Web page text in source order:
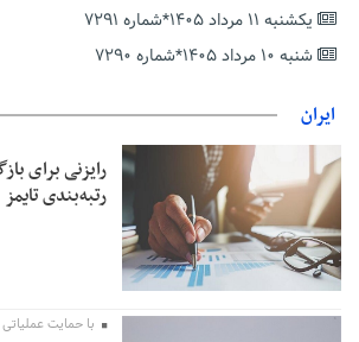
رئیس سازمان جهاد کشاورزی استان: کشاورزان
دریافت یارانه کود اقدام کنند
یکشنبه ۱۱ مرداد ۱۴۰۵*شماره ۷۲۹۱
شنبه ۱۰ مرداد ۱۴۰۵*شماره ۷۲۹۰
ایران
رایزنی برای
رتبه‌بندی تایمز
با حمایت